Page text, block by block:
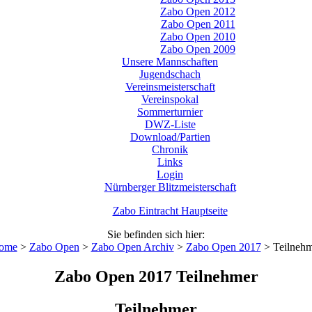
Zabo Open 2012
Zabo Open 2011
Zabo Open 2010
Zabo Open 2009
Unsere Mannschaften
Jugendschach
Vereinsmeisterschaft
Vereinspokal
Sommerturnier
DWZ-Liste
Download/Partien
Chronik
Links
Login
Nürnberger Blitzmeisterschaft
Zabo Eintracht Hauptseite
Sie befinden sich hier:
> Zabo Open > Zabo Open Archiv> Zabo Open 2017>
Zabo Open 2017 Teilnehmer